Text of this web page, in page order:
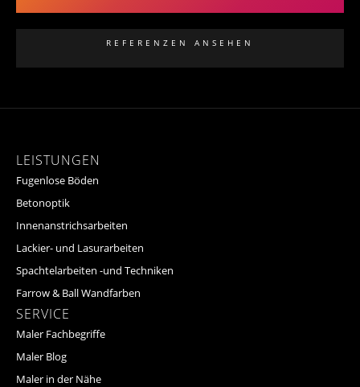
REFERENZEN ANSEHEN
LEISTUNGEN
Fugenlose Böden
Betonoptik
Innenanstrichsarbeiten
Lackier- und Lasurarbeiten
Spachtelarbeiten -und Techniken
Farrow & Ball Wandfarben
SERVICE
Maler Fachbegriffe
Maler Blog
Maler in der Nähe